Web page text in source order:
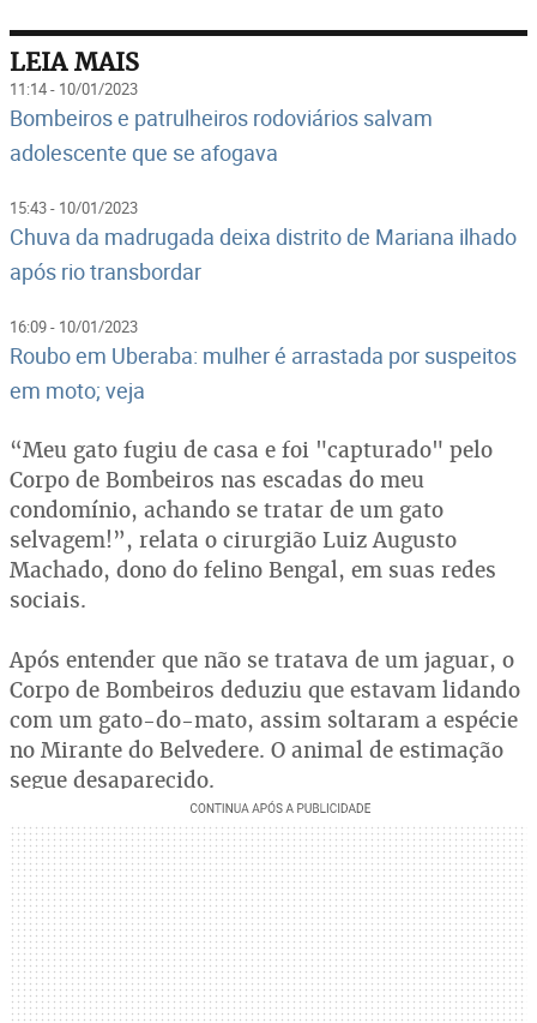
LEIA MAIS
11:14 - 10/01/2023
Bombeiros e patrulheiros rodoviários salvam
adolescente que se afogava
15:43 - 10/01/2023
Chuva da madrugada deixa distrito de Mariana ilhado
após rio transbordar
16:09 - 10/01/2023
Roubo em Uberaba: mulher é arrastada por suspeitos
em moto; veja
“Meu gato fugiu de casa e foi "capturado" pelo
Corpo de Bombeiros nas escadas do meu
condomínio, achando se tratar de um gato
selvagem!”, relata o cirurgião Luiz Augusto
Machado, dono do felino Bengal, em suas redes
sociais.
Após entender que não se tratava de um jaguar, o
Corpo de Bombeiros deduziu que estavam lidando
com um gato-do-mato, assim soltaram a espécie
no Mirante do Belvedere. O animal de estimação
segue desaparecido.